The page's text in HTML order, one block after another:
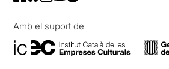
Amb el suport de